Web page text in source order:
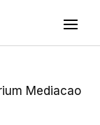
Mediacao